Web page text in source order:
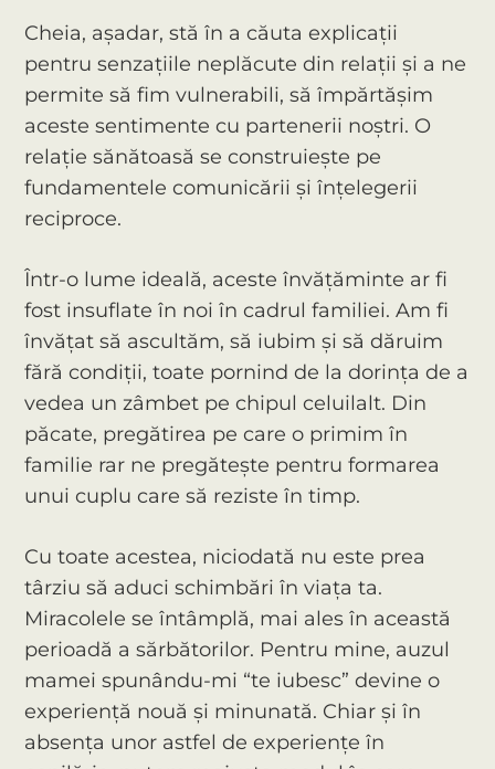
Cheia, așadar, stă în a căuta explicații
pentru senzațiile neplăcute din relații și a ne
permite să fim vulnerabili, să împărtășim
aceste sentimente cu partenerii noștri. O
relație sănătoasă se construiește pe
fundamentele comunicării și înțelegerii
reciproce.
Într-o lume ideală, aceste învățăminte ar fi
fost insuflate în noi în cadrul familiei. Am fi
învățat să ascultăm, să iubim și să dăruim
fără condiții, toate pornind de la dorința de a
vedea un zâmbet pe chipul celuilalt. Din
păcate, pregătirea pe care o primim în
familie rar ne pregătește pentru formarea
unui cuplu care să reziste în timp.
Cu toate acestea, niciodată nu este prea
târziu să aduci schimbări în viața ta.
Miracolele se întâmplă, mai ales în această
perioadă a sărbătorilor. Pentru mine, auzul
mamei spunându-mi “te iubesc” devine o
experiență nouă și minunată. Chiar și în
absența unor astfel de experiențe în